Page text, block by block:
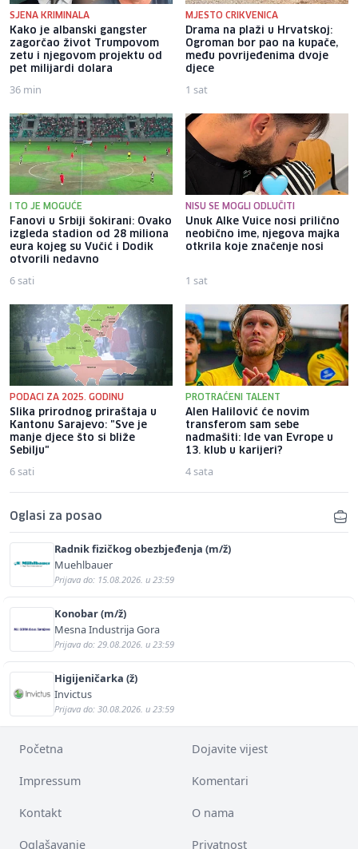
SJENA KRIMINALA
Kako je albanski gangster
zagorčao život Trumpovom
zetu i njegovom projektu od
pet milijardi dolara
36 min
MJESTO CRIKVENICA
Drama na plaži u Hrvatskoj:
Ogroman bor pao na kupače,
među povrijeđenima dvoje
djece
1 sat
I TO JE MOGUĆE
Fanovi u Srbiji šokirani: Ovako
izgleda stadion od 28 miliona
eura kojeg su Vučić i Dodik
otvorili nedavno
6 sati
NISU SE MOGLI ODLUČITI
Unuk Alke Vuice nosi prilično
neobično ime, njegova majka
otkrila koje značenje nosi
1 sat
PODACI ZA 2025. GODINU
Slika prirodnog priraštaja u
Kantonu Sarajevo: "Sve je
manje djece što si bliže
Sebilju"
6 sati
PROTRAĆENI TALENT
Alen Halilović će novim
transferom sam sebe
nadmašiti: Ide van Evrope u
13. klub u karijeri?
4 sata
Oglasi za posao
Radnik fizičkog obezbjeđenja (m/ž)
Muehlbauer
Prijava do: 15.08.2026. u 23:59
Konobar (m/ž)
Mesna Industrija Gora
Prijava do: 29.08.2026. u 23:59
Higijeničarka (ž)
Invictus
Prijava do: 30.08.2026. u 23:59
Početna Dojavite vijest
Impressum Komentari
Kontakt O nama
Oglašavanje Privatnost